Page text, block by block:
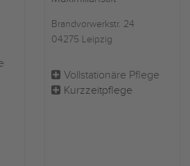
Brandvorwerkstr. 24
04275 Leipzig
Vollstationäre Pflege
Kurzzeitpflege